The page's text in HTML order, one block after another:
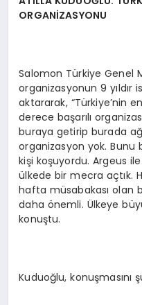
ORGANİZASYONU
Salomon Türkiye Genel
organizasyonun 9 yıldır
aktararak, “Türkiye’nin
derece başarılı
buraya getirip burada
organizasyon yok. Bunu
kişi koşuyordu. Argeus
ülkede bir mecra açtık.
hafta müsabakası olan
daha önemli. Ülkeye
konuştu.
Kuduoğlu, konuşmasını